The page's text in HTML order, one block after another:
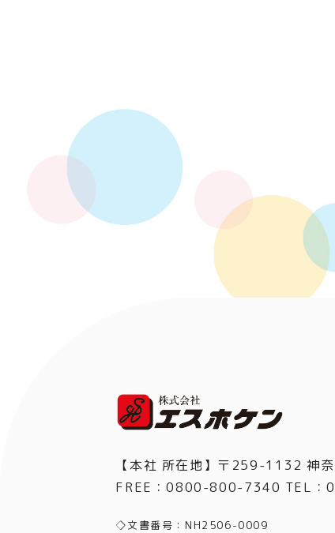
【本社 所在地】〒259-1132 神
FREE：0800-800-7340 TEL ：
◇文書番号：NH2506-0009